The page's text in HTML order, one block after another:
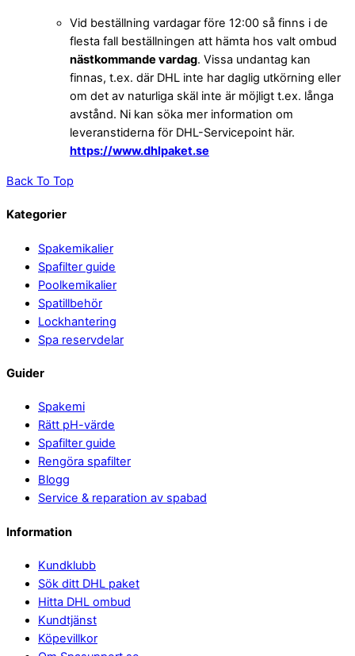
Vid beställning vardagar före 12:00 så finns i de
flesta fall beställningen att hämta hos valt ombud
nästkommande vardag. Vissa undantag kan
finnas, t.ex. där DHL inte har daglig utkörning eller
om det av naturliga skäl inte är möjligt t.ex. långa
avstånd. Ni kan söka mer information om
leveranstiderna för DHL-Servicepoint här.
https://www.dhlpaket.se
Back To Top
Kategorier
Spakemikalier
Spafilter guide
Poolkemikalier
Spatillbehör
Lockhantering
Spa reservdelar
Guider
Spakemi
Rätt pH-värde
Spafilter guide
Rengöra spafilter
Blogg
Service & reparation av spabad
Information
Kundklubb
Sök ditt DHL paket
Hitta DHL ombud
Kundtjänst
Köpevillkor